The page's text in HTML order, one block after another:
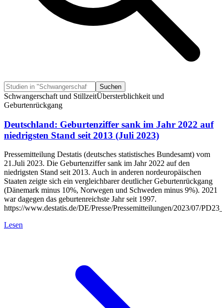
Suchen
Schwangerschaft und StillzeitÜbersterblichkeit und
Geburtenrückgang
Deutschland: Geburtenziffer sank im Jahr 2022 auf
niedrigsten Stand seit 2013 (Juli 2023)
Pressemitteilung Destatis (deutsches statistisches Bundesamt) vom
21.Juli 2023. Die Geburtenziffer sank im Jahr 2022 auf den
niedrigsten Stand seit 2013. Auch in anderen nordeuropäischen
Staaten zeigte sich ein vergleichbarer deutlicher Geburtenrückgang
(Dänemark minus 10%, Norwegen und Schweden minus 9%). 2021
war dagegen das geburtenreichste Jahr seit 1997.
https://www.destatis.de/DE/Presse/Pressemitteilungen/2023/07/
Lesen